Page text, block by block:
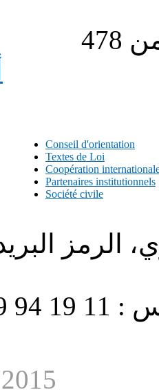
Conseil d'orientation
Textes de Loi
Coopération
Partenaires institutionnels
Société civile